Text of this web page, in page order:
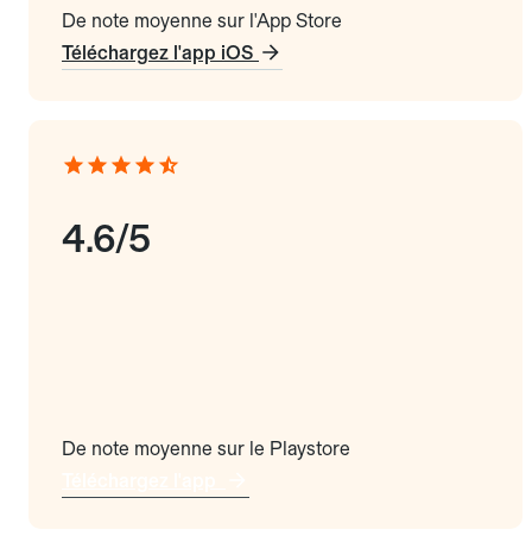
De note moyenne sur l'App Store
Téléchargez l'app iOS
4.6/5
De note moyenne sur le Playstore